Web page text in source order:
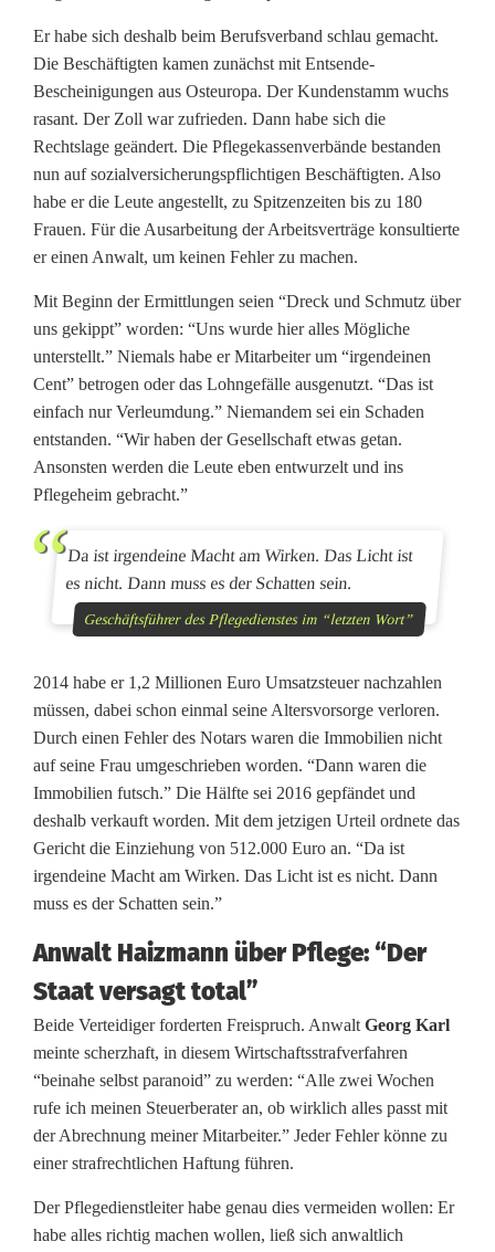
Er habe sich deshalb beim Berufsverband schlau gemacht.
Die Beschäftigten kamen zunächst mit Entsende-
Bescheinigungen aus Osteuropa. Der Kundenstamm wuchs
rasant. Der Zoll war zufrieden. Dann habe sich die
Rechtslage geändert. Die Pflegekassenverbände bestanden
nun auf sozialversicherungspflichtigen Beschäftigten. Also
habe er die Leute angestellt, zu Spitzenzeiten bis zu 180
Frauen. Für die Ausarbeitung der Arbeitsverträge konsultierte
er einen Anwalt, um keinen Fehler zu machen.
Mit Beginn der Ermittlungen seien “Dreck und Schmutz über
uns gekippt” worden: “Uns wurde hier alles Mögliche
unterstellt.” Niemals habe er Mitarbeiter um “irgendeinen
Cent” betrogen oder das Lohngefälle ausgenutzt. “Das ist
einfach nur Verleumdung.” Niemandem sei ein Schaden
entstanden. “Wir haben der Gesellschaft etwas getan.
Ansonsten werden die Leute eben entwurzelt und ins
Pflegeheim gebracht.”
Da ist irgendeine Macht am Wirken. Das Licht ist
es nicht. Dann muss es der Schatten sein.
Geschäftsführer des Pflegedienstes im “letzten Wort”
2014 habe er 1,2 Millionen Euro Umsatzsteuer nachzahlen
müssen, dabei schon einmal seine Altersvorsorge verloren.
Durch einen Fehler des Notars waren die Immobilien nicht
auf seine Frau umgeschrieben worden. “Dann waren die
Immobilien futsch.” Die Hälfte sei 2016 gepfändet und
deshalb verkauft worden. Mit dem jetzigen Urteil ordnete das
Gericht die Einziehung von 512.000 Euro an. “Da ist
irgendeine Macht am Wirken. Das Licht ist es nicht. Dann
muss es der Schatten sein.”
Anwalt Haizmann über Pflege: “Der
Staat versagt total”
Beide Verteidiger forderten Freispruch. Anwalt Georg Karl
meinte scherzhaft, in diesem Wirtschaftsstrafverfahren
“beinahe selbst paranoid” zu werden: “Alle zwei Wochen
rufe ich meinen Steuerberater an, ob wirklich alles passt mit
der Abrechnung meiner Mitarbeiter.” Jeder Fehler könne zu
einer strafrechtlichen Haftung führen.
Der Pflegedienstleiter habe genau dies vermeiden wollen: Er
habe alles richtig machen wollen, ließ sich anwaltlich